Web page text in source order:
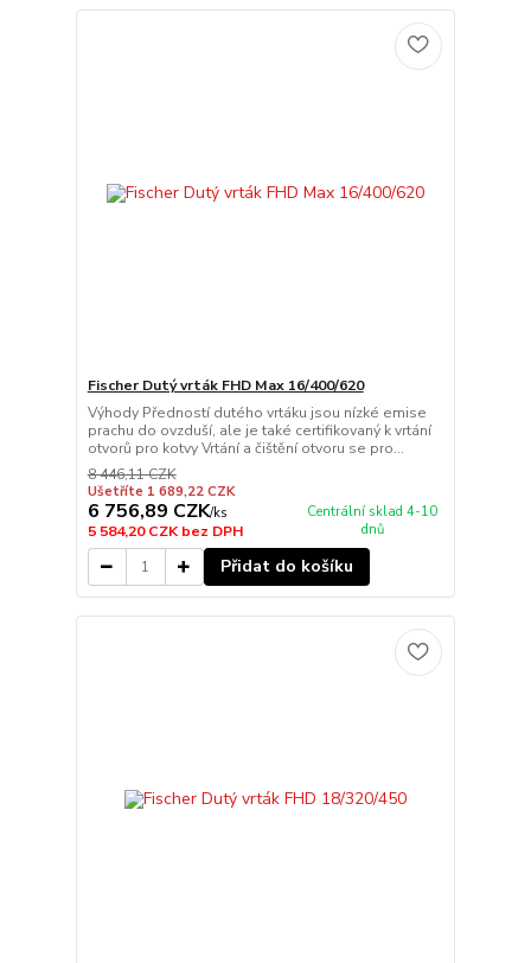
Fischer Dutý vrták FHD Max 16/400/620
Výhody Předností dutého vrtáku jsou nízké emise
prachu do ovzduší, ale je také certifikovaný k vrtání
otvorů pro kotvy Vrtání a čištění otvoru se pro...
8 446,11 CZK
Ušetříte 1 689,22 CZK
6 756,89 CZK/ks
5 584,20 CZKbez DPH
Centrální sklad 4-10
dnů
Přidat do košíku